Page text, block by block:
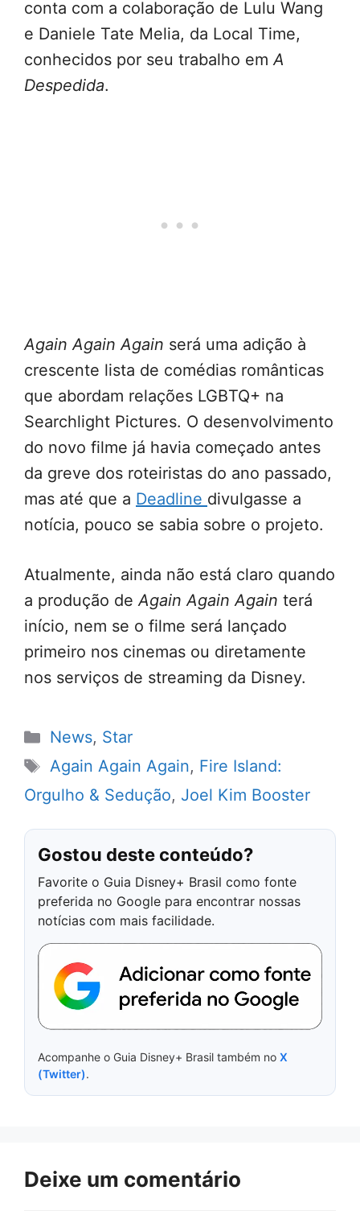
conta com a colaboração de Lulu Wang
e Daniele Tate Melia, da Local Time,
conhecidos por seu trabalho emA
Despedida.
Again Again Again será uma adição à
crescente lista de comédias românticas
que abordam relações LGBTQ+ na
Searchlight Pictures. O desenvolvimento
do novo filme já havia começado antes
da greve dos roteiristas do ano passado,
mas até que a Deadline divulgasse a
notícia, pouco se sabia sobre o projeto.
Atualmente, ainda não está claro quando
a produção deAgain Again Again terá
início, nem se o filme será lançado
primeiro nos cinemas ou diretamente
nos serviços de streaming da Disney.
Categorias
News, Star
Tags
Again Again Again, Fire Island:
Orgulho & Sedução, Joel Kim Booster
Gostou deste conteúdo?
Favorite o Guia Disney+ Brasil como fonte
preferida no Google para encontrar nossas
notícias com mais facilidade.
Acompanhe o Guia Disney+ Brasil também no X
(Twitter).
Deixe um comentário